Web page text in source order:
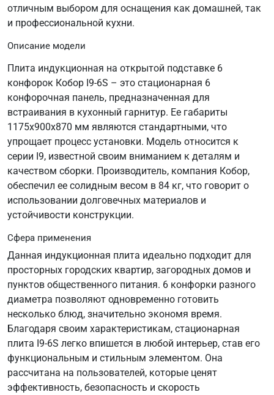
отличным выбором для оснащения как домашней, так
и профессиональной кухни.
Описание модели
Плита индукционная на открытой подставке 6
конфорок Кобор I9-6S – это стационарная 6
конфорочная панель, предназначенная для
встраивания в кухонный гарнитур. Ее габариты
1175х900х870 мм являются стандартными, что
упрощает процесс установки. Модель относится к
серии I9, известной своим вниманием к деталям и
качеством сборки. Производитель, компания Кобор,
обеспечил ее солидным весом в 84 кг, что говорит о
использовании долговечных материалов и
устойчивости конструкции.
Сфера применения
Данная индукционная плита идеально подходит для
просторных городских квартир, загородных домов и
пунктов общественного питания. 6 конфорки разного
диаметра позволяют одновременно готовить
несколько блюд, значительно экономя время.
Благодаря своим характеристикам, стационарная
плита I9-6S легко впишется в любой интерьер, став его
функциональным и стильным элементом. Она
рассчитана на пользователей, которые ценят
эффективность, безопасность и скорость